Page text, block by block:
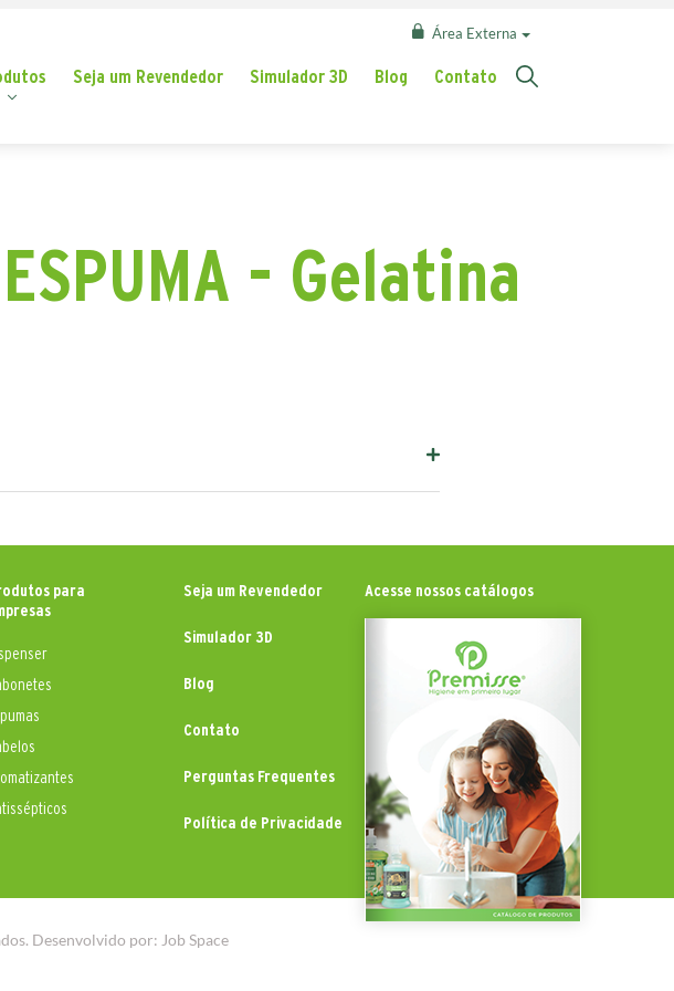
Área Externa
Seja um Revendedor Simulador 3D Blog Contato
ESPUMA - Gelatina
para
Seja um Revendedor
Simulador 3D
Blog
Contato
Perguntas Frequentes
Política de Privacidade
Acesse nossos catálogos
Desenvolvido por: Job Space